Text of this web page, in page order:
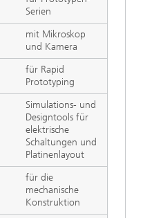
Serien
mit Mikroskop
und Kamera
für Rapid
Prototyping
Simulations- und
Designtools für
elektrische
Schaltungen und
Platinenlayout
für die
mechanische
Konstruktion